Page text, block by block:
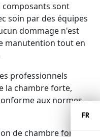
FR
composants sont
soin par des équipes
dommage n'est
manutention tout en
professionnels
la chambre forte,
aux normes
de chambre forte